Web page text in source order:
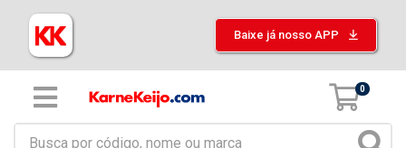
Baixe já nosso APP
0